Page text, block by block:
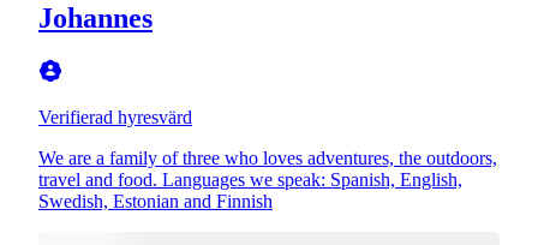
Johannes
Verifierad hyresvärd
We are a family of three who loves adventures, the outdoors,
travel and food. Languages we speak: Spanish, English,
Swedish, Estonian and Finnish